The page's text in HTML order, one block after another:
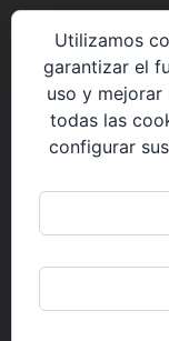
Utilizamos
garantizar el
uso y mejorar
todas las
configurar